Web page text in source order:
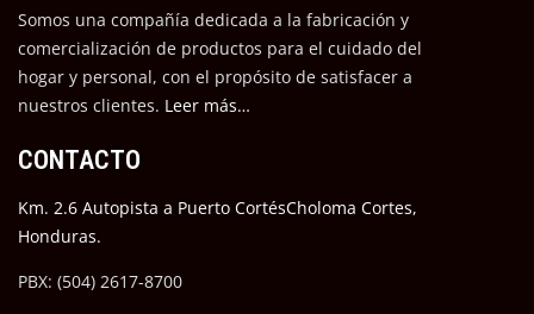
Somos una compañía dedicada a la fabricación y
comercialización de productos para el cuidado del
hogar y personal, con el propósito de satisfacer a
nuestros clientes. Leer más…
CONTACTO
Km. 2.6 Autopista a Puerto CortésCholoma Cortes,
Honduras.
PBX: (504) 2617-8700